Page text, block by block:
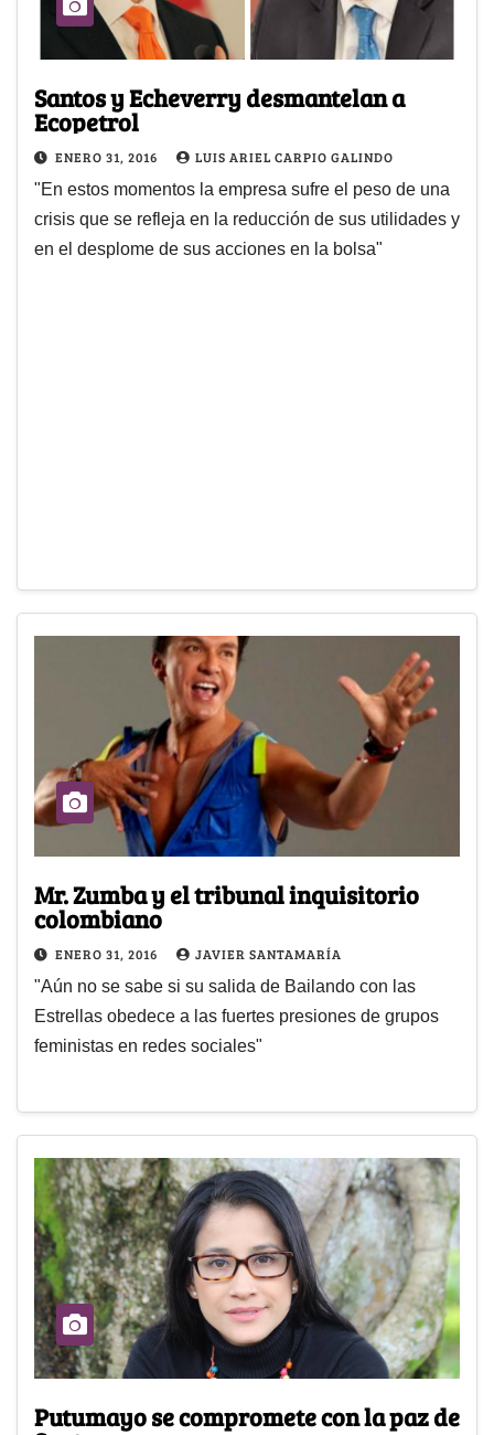
Santos y Echeverry desmantelan a
Ecopetrol
ENERO 31, 2016 LUIS ARIEL CARPIO GALINDO
"En estos momentos la empresa sufre el peso de una
crisis que se refleja en la reducción de sus utilidades y
en el desplome de sus acciones en la bolsa"
Mr. Zumba y el tribunal inquisitorio
colombiano
ENERO 31, 2016 JAVIER SANTAMARÍA
"Aún no se sabe si su salida de Bailando con las
Estrellas obedece a las fuertes presiones de grupos
feministas en redes sociales"
Putumayo se compromete con la paz de